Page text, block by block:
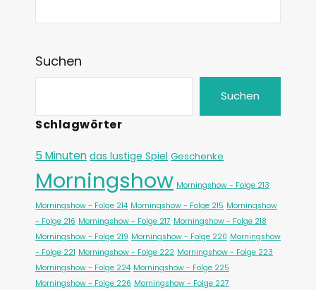
Suchen
Suchen
Schlagwörter
5 Minuten das lustige Spiel Geschenke
Morningshow Morningshow - Folge 213
Morningshow - Folge 214 Morningshow - Folge 215 Morningshow
- Folge 216 Morningshow - Folge 217 Morningshow - Folge 218
Morningshow - Folge 219 Morningshow - Folge 220 Morningshow
- Folge 221 Morningshow - Folge 222 Morningshow - Folge 223
Morningshow - Folge 224 Morningshow - Folge 225
Morningshow - Folge 226 Morningshow - Folge 227